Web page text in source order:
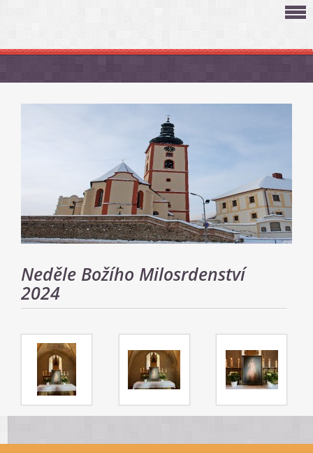
Neděle Božího Milosrdenství
2024